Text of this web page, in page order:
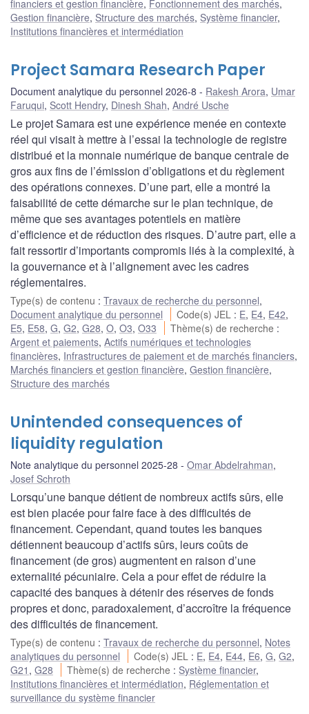
financiers et gestion financière, Fonctionnement des marchés,
Gestion financière, Structure des marchés, Système financier,
Institutions financières et intermédiation
Project Samara Research Paper
Document analytique du personnel 2026-8 Rakesh Arora, Umar
Faruqui, Scott Hendry, Dinesh Shah, André Usche
Le projet Samara est une expérience menée en contexte
réel qui visait à mettre à l’essai la technologie de registre
distribué et la monnaie numérique de banque centrale de
gros aux fins de l’émission d’obligations et du règlement
des opérations connexes. D’une part, elle a montré la
faisabilité de cette démarche sur le plan technique, de
même que ses avantages potentiels en matière
d’efficience et de réduction des risques. D’autre part, elle a
fait ressortir d’importants compromis liés à la complexité, à
la gouvernance et à l’alignement avec les cadres
réglementaires.
Type(s) de contenu : Travaux de recherche du personnel,
Document analytique du personnel
Code(s) JEL : E, E4, E42,
E5, E58, G, G2, G28, O, O3, O33 Thème(s) de recherche :
Argent et paiements, Actifs numériques et technologies
financières, Infrastructures de paiement et de marchés financiers,
Marchés financiers et gestion financière, Gestion financière,
Structure des marchés
Unintended consequences of
liquidity regulation
Note analytique du personnel 2025-28 Omar Abdelrahman,
Josef Schroth
Lorsqu’une banque détient de nombreux actifs sûrs, elle
est bien placée pour faire face à des difficultés de
financement. Cependant, quand toutes les banques
détiennent beaucoup d’actifs sûrs, leurs coûts de
financement (de gros) augmentent en raison d’une
externalité pécuniaire. Cela a pour effet de réduire la
capacité des banques à détenir des réserves de fonds
propres et donc, paradoxalement, d’accroître la fréquence
des difficultés de financement.
Type(s) de contenu : Travaux de recherche du personnel, Notes
analytiques du personnel
Code(s) JEL : E, E4, E44, E6,G,G2,
G21 , G28 Thème(s) de recherche : Système financier,
Institutions financières et intermédiation, Réglementation et
surveillance du système financier